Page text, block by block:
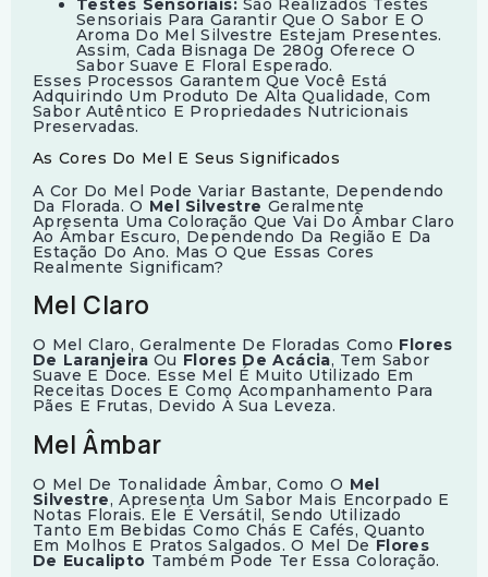
Testes Sensoriais:São Realizados Testes
Sensoriais Para Garantir Que O Sabor E O
Aroma Do Mel Silvestre Estejam Presentes.
Assim, Cada Bisnaga De 280g Oferece O
Sabor Suave E Floral Esperado.
Esses Processos Garantem Que Você Está
Adquirindo Um Produto De Alta Qualidade, Com
Sabor Autêntico E Propriedades Nutricionais
Preservadas.
As Cores Do Mel E Seus Significados
A Cor Do Mel Pode Variar Bastante, Dependendo
Da Florada. O Mel Silvestre Geralmente
Apresenta Uma Coloração Que Vai Do Âmbar Claro
Ao Âmbar Escuro, Dependendo Da Região E Da
Estação Do Ano. Mas O Que Essas Cores
Realmente Significam?
Mel Claro
O Mel Claro, Geralmente De Floradas Como Flores
De LaranjeiraOu Flores De Acácia, Tem Sabor
Suave E Doce. Esse Mel É Muito Utilizado Em
Receitas Doces E Como Acompanhamento Para
Pães E Frutas, Devido À Sua Leveza.
Mel Âmbar
O Mel De Tonalidade Âmbar, Como O Mel
Silvestre, Apresenta Um Sabor Mais Encorpado E
Notas Florais. Ele É Versátil, Sendo Utilizado
Tanto Em Bebidas Como Chás E Cafés, Quanto
Em Molhos E Pratos Salgados. O Mel DeFlores
De Eucalipto Também Pode Ter Essa Coloração.